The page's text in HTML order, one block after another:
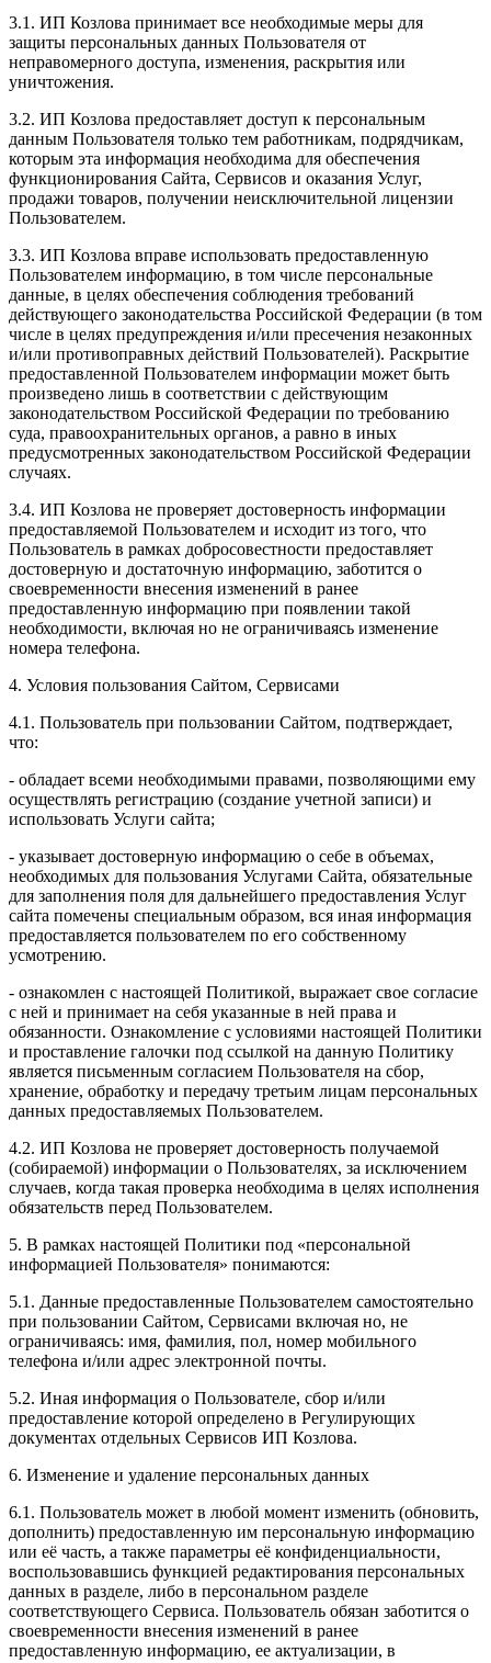
3.1. ИП Козлова принимает все необходимые меры для
защиты персональных данных Пользователя от
неправомерного доступа, изменения, раскрытия или
уничтожения.
3.2. ИП Козлова предоставляет доступ к персональным
данным Пользователя только тем работникам, подрядчикам,
которым эта информация необходима для обеспечения
функционирования Сайта, Сервисов и оказания Услуг,
продажи товаров, получении неисключительной лицензии
Пользователем.
3.3. ИП Козлова вправе использовать предоставленную
Пользователем информацию, в том числе персональные
данные, в целях обеспечения соблюдения требований
действующего законодательства Российской Федерации (в том
числе в целях предупреждения и/или пресечения незаконных
и/или противоправных действий Пользователей). Раскрытие
предоставленной Пользователем информации может быть
произведено лишь в соответствии с действующим
законодательством Российской Федерации по требованию
суда, правоохранительных органов, а равно в иных
предусмотренных законодательством Российской Федерации
случаях.
3.4. ИП Козлова не проверяет достоверность информации
предоставляемой Пользователем и исходит из того, что
Пользователь в рамках добросовестности предоставляет
достоверную и достаточную информацию, заботится о
своевременности внесения изменений в ранее
предоставленную информацию при появлении такой
необходимости, включая но не ограничиваясь изменение
номера телефона.
4. Условия пользования Сайтом, Сервисами
4.1. Пользователь при пользовании Сайтом, подтверждает,
что:
- обладает всеми необходимыми правами, позволяющими ему
осуществлять регистрацию (создание учетной записи) и
использовать Услуги сайта;
- указывает достоверную информацию о себе в объемах,
необходимых для пользования Услугами Сайта, обязательные
для заполнения поля для дальнейшего предоставления Услуг
сайта помечены специальным образом, вся иная информация
предоставляется пользователем по его собственному
усмотрению.
- ознакомлен с настоящей Политикой, выражает свое согласие
с ней и принимает на себя указанные в ней права и
обязанности. Ознакомление с условиями настоящей Политики
и проставление галочки под ссылкой на данную Политику
является письменным согласием Пользователя на сбор,
хранение, обработку и передачу третьим лицам персональных
данных предоставляемых Пользователем.
4.2. ИП Козлова не проверяет достоверность получаемой
(собираемой) информации о Пользователях, за исключением
случаев, когда такая проверка необходима в целях исполнения
обязательств перед Пользователем.
5. В рамках настоящей Политики под «персональной
информацией Пользователя» понимаются:
5.1. Данные предоставленные Пользователем самостоятельно
при пользовании Сайтом, Сервисами включая но, не
ограничиваясь: имя, фамилия, пол, номер мобильного
телефона и/или адрес электронной почты.
5.2. Иная информация о Пользователе, сбор и/или
предоставление которой определено в Регулирующих
документах отдельных Сервисов ИП Козлова.
6. Изменение и удаление персональных данных
6.1. Пользователь может в любой момент изменить (обновить,
дополнить) предоставленную им персональную информацию
или её часть, а также параметры её конфиденциальности,
воспользовавшись функцией редактирования персональных
данных в разделе, либо в персональном разделе
соответствующего Сервиса. Пользователь обязан заботится о
своевременности внесения изменений в ранее
предоставленную информацию, ее актуализации, в